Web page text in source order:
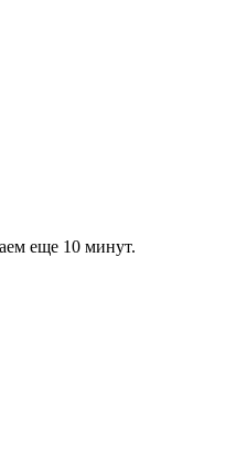
еще 10 минут.